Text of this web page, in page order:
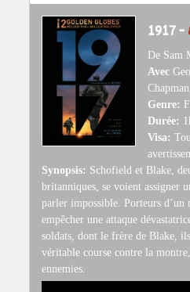
1917 –
De Sam
Avec
Genre:
Durée:
Visa:
Synopsis: Schofield et Blake,
britanniques, se voient assigner
parler impossible. Porteurs d’un
empêcher une attaque
soldats, dont le frère de Blake,
véritable course contre la
ennemies.